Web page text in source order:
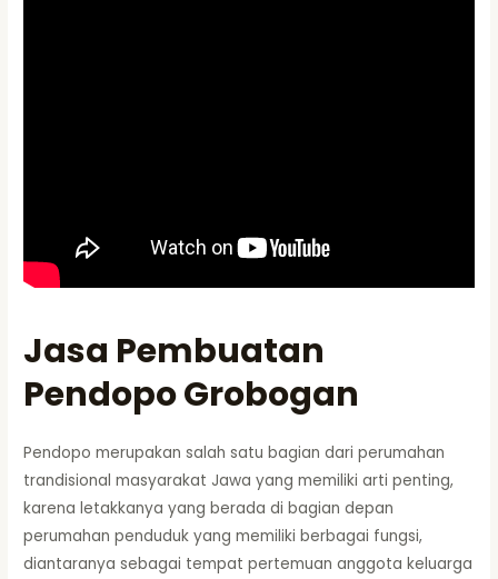
Jasa Pembuatan
Pendopo Grobogan
Pendopo merupakan salah satu bagian dari perumahan
trandisional masyarakat Jawa yang memiliki arti penting,
karena letakkanya yang berada di bagian depan
perumahan penduduk yang memiliki berbagai fungsi,
diantaranya sebagai tempat pertemuan anggota keluarga